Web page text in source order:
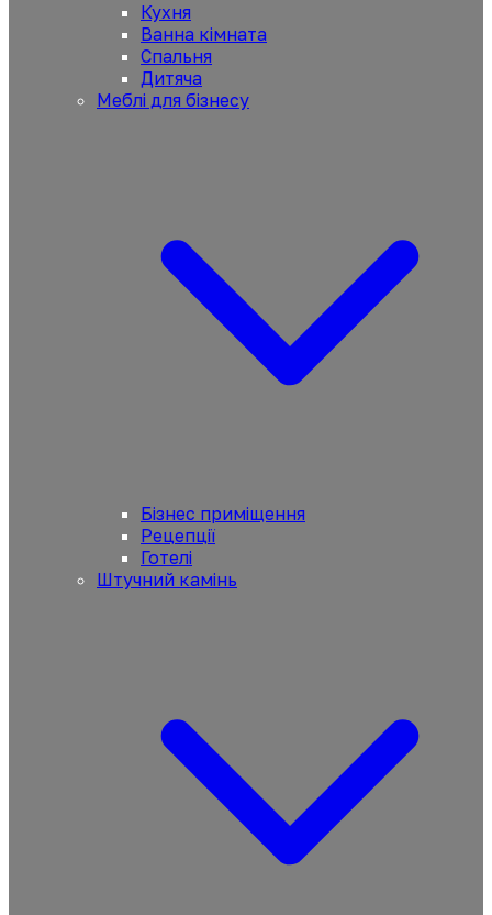
Кухня
Ванна кімната
Спальня
Дитяча
Меблі для бізнесу
Бізнес приміщення
Рецепції
Готелі
Штучний камінь